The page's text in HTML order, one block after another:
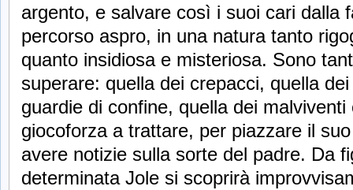
argento, e salvare così i suoi cari dalla
percorso aspro, in una natura tanto
quanto insidiosa e misteriosa. Sono
superare: quella dei crepacci, quella
guardie di confine, quella dei
giocoforza a trattare, per piazzare il
avere notizie sulla sorte del padre. Da
determinata Jole si scoprirà